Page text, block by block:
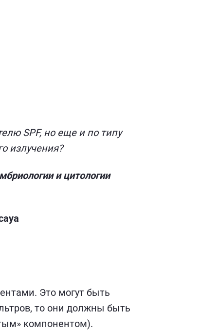
SPF, но еще и по типу
излучения?
и цитологии
Это могут быть
то они должны быть
компонентом).